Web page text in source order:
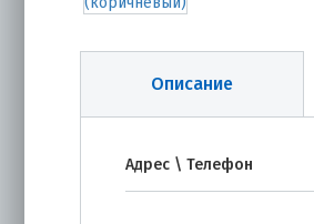
Описание
Адрес \ Телефон